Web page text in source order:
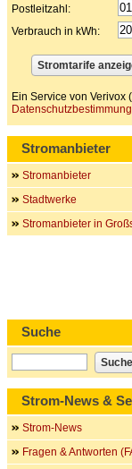
Postleitzahl:
Verbrauch in kWh:
Ein Service von Verivox (
Stromanbieter
Stromanbieter
Stadtwerke
Stromanbieter in
Suche
Strom-News &
Strom-News
Fragen & Antworten